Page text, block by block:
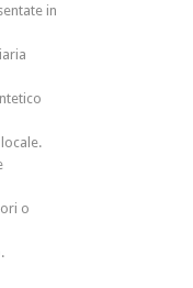
in
o